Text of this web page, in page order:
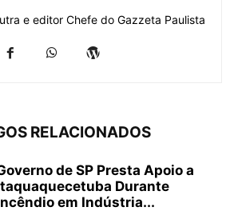
e editor Chefe do Gazzeta Paulista
RELACIONADOS
de SP Presta Apoio a
Durante
em Indústria...